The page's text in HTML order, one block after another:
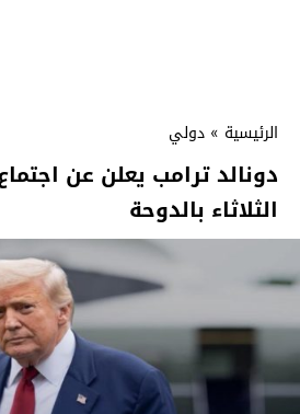
الرئيسية » دولي
دونالد ترامب يعلن عن
الثلاثاء بالدوحة